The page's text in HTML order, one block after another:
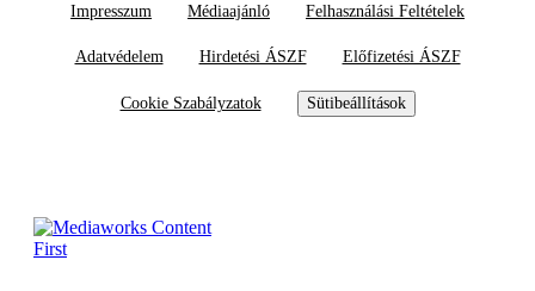
Impresszum Médiaajánló Felhasználási Feltételek
Adatvédelem Hirdetési ÁSZF Előfizetési ÁSZF
Cookie Szabályzatok Sütibeállítások